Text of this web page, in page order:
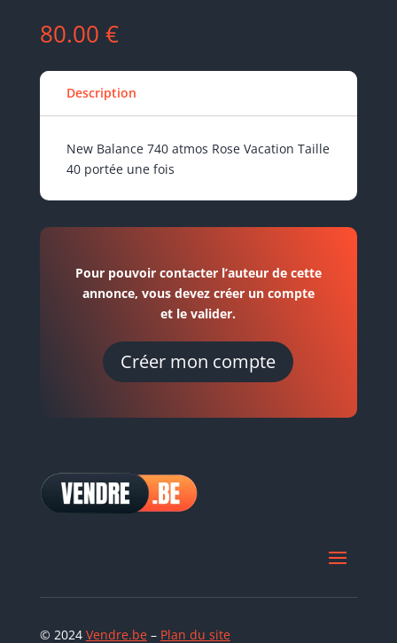
80.00 €
Description
New Balance 740 atmos Rose Vacation Taille
40 portée une fois
Pour pouvoir contacter l’auteur de cette
annonce, vous devez créer un compte
et le valider.
Créer mon compte
© 2024 Vendre.be– Plan du site